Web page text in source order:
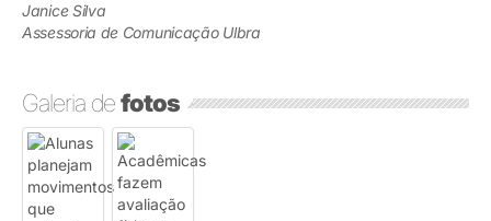
Janice Silva
Assessoria de Comunicação Ulbra
Galeria defotos